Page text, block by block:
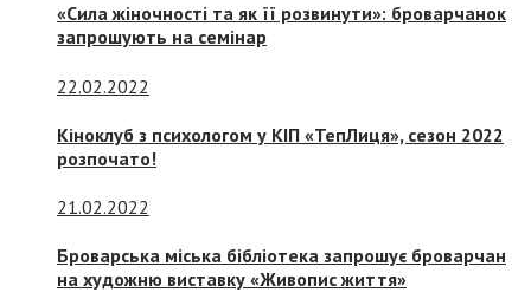
«Сила жіночності та як її розвинути»: броварчанок
запрошують на семінар
22.02.2022
Кіноклуб з психологом у КІП «ТепЛиця», сезон 2022
розпочато!
21.02.2022
Броварська міська бібліотека запрошує броварчан
на художню виставку «Живопис життя»